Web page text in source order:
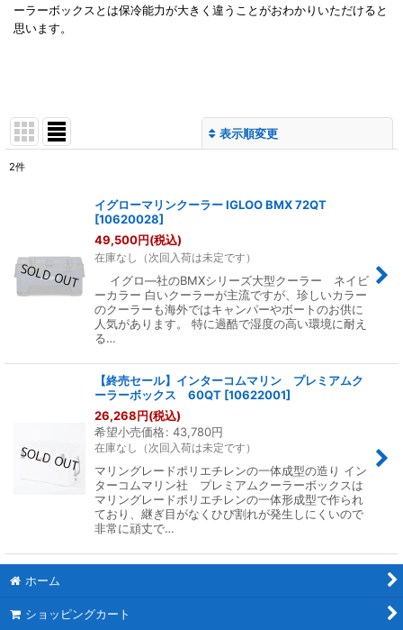
ーラーボックスとは保冷能力が大きく違うことがおわかりいただけると
思います。
表示順変更
絞り込む
2件
イグローマリンクーラー IGLOO BMX 72QT
[10620028]
49,500円(税込)
在庫なし（次回入荷は未定です）
イグロ―社のBMXシリーズ大型クーラー ネイビ
ーカラー 白いクーラーが主流ですが、珍しいカラー
のクーラーも海外ではキャンパーやボートのお供に
人気があります。 特に過酷で湿度の高い環境に耐え
る…
【終売セール】インターコムマリン プレミアムク
ーラーボックス 60QT [10622001]
26,268円(税込)
希望小売価格: 43,780円
在庫なし（次回入荷は未定です）
マリングレードポリエチレンの一体成型の造り イン
ターコムマリン社 プレミアムクーラーボックスは
マリングレードポリエチレンの一体形成型で作られ
ており、継ぎ目がなくひび割れが発生しにくいので
非常に頑丈で…
ホーム
ショッピングカート